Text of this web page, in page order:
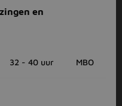
en
32 - 40 uur MBO